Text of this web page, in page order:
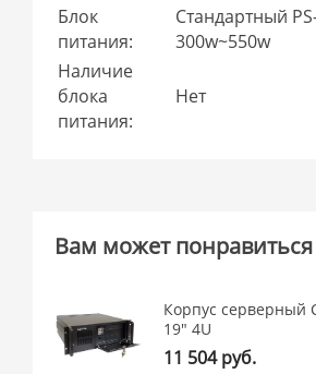
Блок
питания:
Стандартный
300w~550w
Наличие
блока
питания:
Нет
Вам может понравиться
Корпус серверный
19" 4U
11 504 руб.